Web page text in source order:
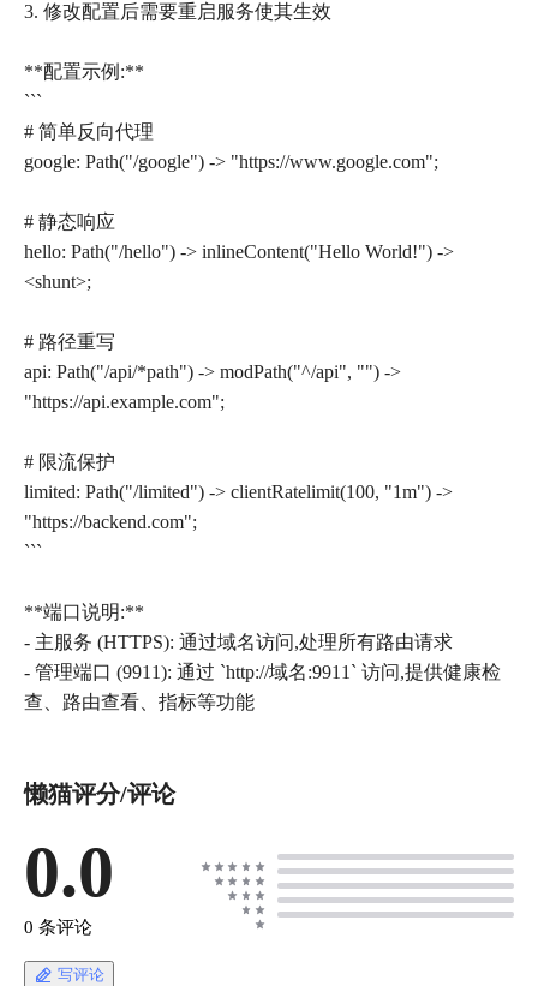
3. 修改配置后需要重启服务使其生效
**配置示例:**
```
# 简单反向代理
google: Path("/google") -> "https://www.google.com";
# 静态响应
hello: Path("/hello") -> inlineContent("Hello World!") ->
<shunt>;
# 路径重写
api: Path("/api/*path") -> modPath("^/api", "") ->
"https://api.example.com";
# 限流保护
limited: Path("/limited") -> clientRatelimit(100, "1m") ->
"https://backend.com";
```
**端口说明:**
- 主服务 (HTTPS): 通过域名访问,处理所有路由请求
- 管理端口 (9911): 通过 `http://域名:9911` 访问,提供健康检
懒猫评分/评论
0.0
0 条评论
写评论